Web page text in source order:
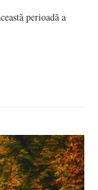
perioadă a